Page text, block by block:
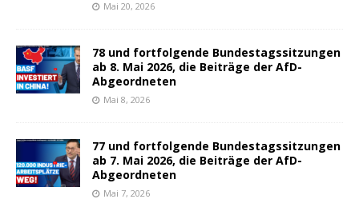
Mai 20, 2026
78 und fortfolgende Bundestagssitzungen
ab 8. Mai 2026, die Beiträge der AfD-
Abgeordneten
Mai 8, 2026
77 und fortfolgende Bundestagssitzungen
ab 7. Mai 2026, die Beiträge der AfD-
Abgeordneten
Mai 7, 2026